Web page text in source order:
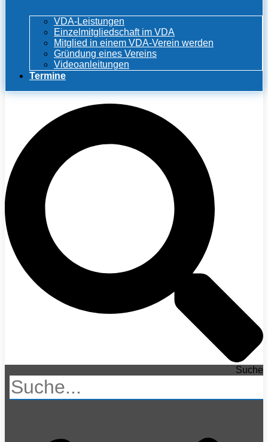
VDA-Leistungen
Einzelmitgliedschaft im VDA
Mitglied in einem VDA-Verein werden
Gründung eines Vereins
Videoanleitungen
Termine
Suche